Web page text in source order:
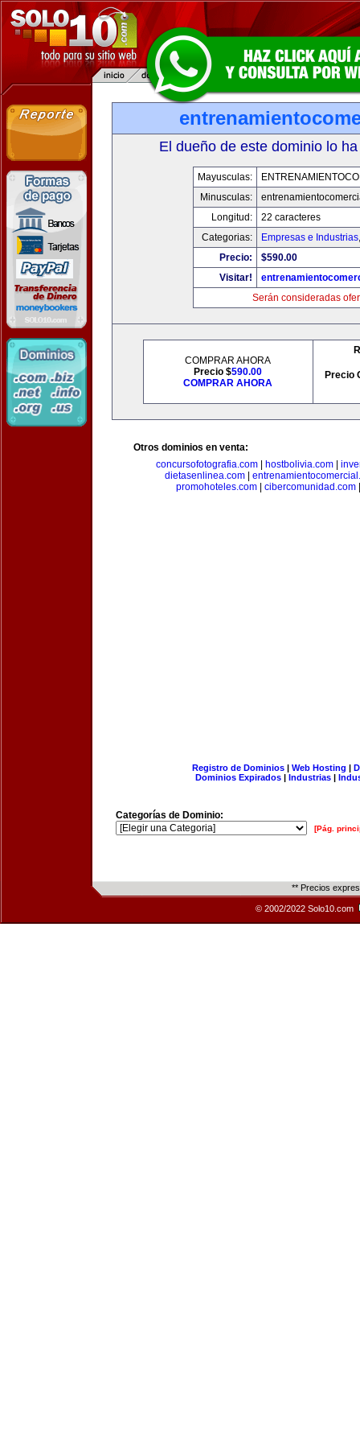
El dueño de este dominio lo
Mayusculas:
Minusculas:
Longitud:
22 caracteres
Categorias:
Empresas e Industrias
Precio:
$590.00
Visitar!
Serán consideradas
COMPRAR AHORA
Precio $590.00
COMPRAR AHORA
Precio
Otros dominios en venta:
concursofotografia.com| hostbolivia.com|
dietasenlinea.com|
promohoteles.com
cibercomunidad.com
Registro de Dominios| Web Hosting |
Dominios Expirados | Industrias |
Categorías de Dominio:
[Pág.
** Precios
© 2002/2022 Solo10.com